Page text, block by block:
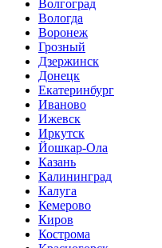
Волгоград
Вологда
Воронеж
Грозный
Дзержинск
Донецк
Екатеринбург
Иваново
Ижевск
Иркутск
Йошкар-Ола
Казань
Калининград
Калуга
Кемерово
Киров
Кострома